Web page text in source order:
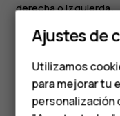
media
derecha o izquierda.
¿Te ha
Ajustes de
Utilizamos
para mejorar tu
personalización